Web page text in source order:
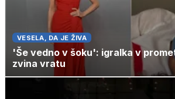
VESELA, DA JE ŽIVA
'Še vedno v šoku': igralka v
zvina vratu